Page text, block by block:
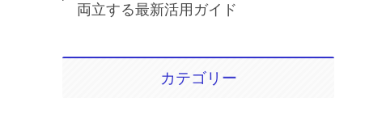
両立する最新活用ガイド
カテゴリー